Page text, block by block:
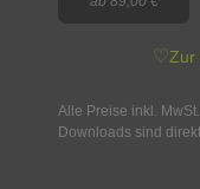
♡Zur
Alle Preise inkl.
Downloads sind